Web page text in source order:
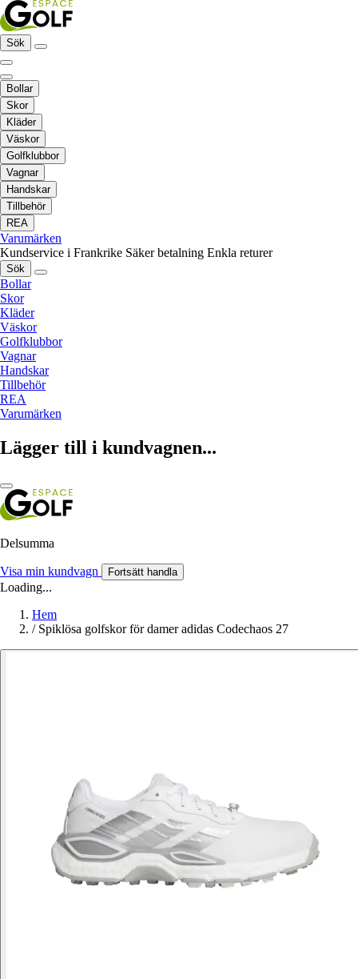
Sök
Bollar
Skor
Kläder
Väskor
Golfklubbor
Vagnar
Handskar
Tillbehör
REA
Varumärken
Kundservice i Frankrike Säker betalning Enkla returer
Sök
Bollar
Skor
Kläder
Väskor
Golfklubbor
Vagnar
Handskar
Tillbehör
REA
Varumärken
Lägger till i kundvagnen...
Delsumma
Visa min kundvagn Fortsätt handla
Loading...
Hem
/ Spiklösa golfskor för damer adidas Codechaos 27